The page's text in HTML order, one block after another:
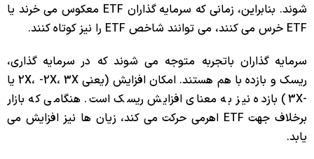
شوند. بنابراین، زمانی که سرمایه گذاران ETF معکوس می خرند یا
ETF خرس می کنند، می توانند شاخص ETF را نیز کوتاه کنند.
سرمایه گذاران باتجربه متوجه می شوند که در سرمایه گذاری،
ریسک و بازده با هم هستند. امکان افزایش (یعنی 2X، -2X، 3X یا
-3X) بازده نیز به معنای افزایش ریسک است. هنگامی که بازار
برخلاف جهت ETF اهرمی حرکت می کند، زیان ها نیز افزایش می
یابد.